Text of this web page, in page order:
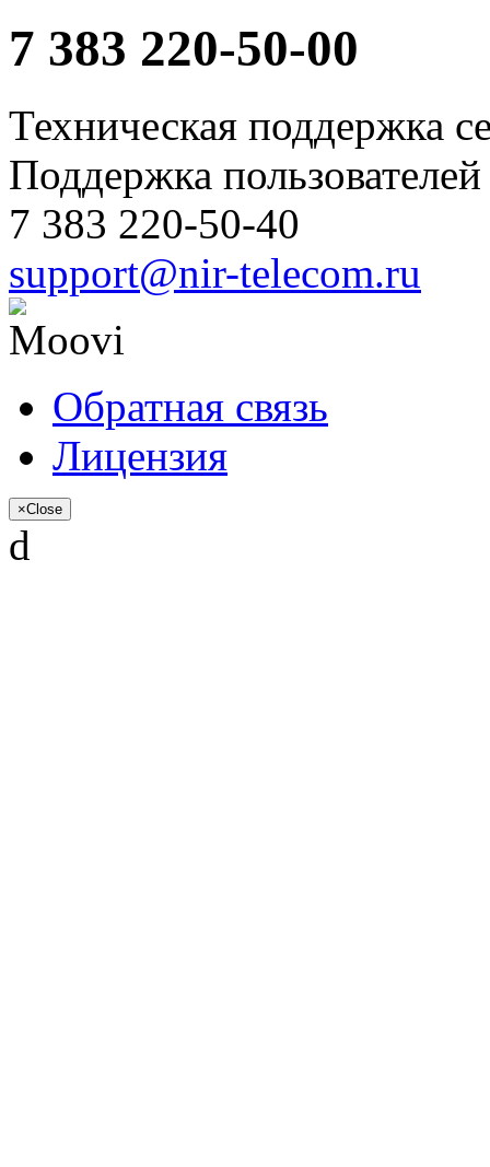
7 383 220-50-00
Техническая поддержка
Поддержка
7 383 220-50-40
support@nir-telecom.ru
Обратная связь
Лицензия
×Close
d